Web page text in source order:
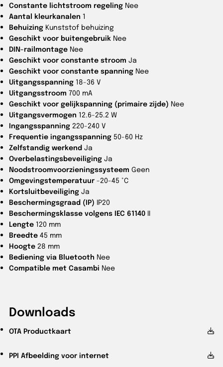
Constante lichtstroom regeling Nee
Aantal kleurkanalen 1
Behuizing Kunststof behuizing
Geschikt voor buitengebruik Nee
DIN-railmontage Nee
Geschikt voor constante stroom Ja
Geschikt voor constante spanning Nee
Uitgangsspanning 18-36 V
Uitgangsstroom 700 mA
Geschikt voor gelijkspanning (primaire zijde) Nee
Uitgangsvermogen 12.6-25.2 W
Ingangsspanning 220-240 V
Frequentie ingangsspanning 50-60 Hz
Zelfstandig werkend Ja
Overbelastingsbeveiliging Ja
Noodstroomvoorzieningssysteem Geen
Omgevingstemperatuur -20-45 °C
Kortsluitbeveiliging Ja
Beschermingsgraad (IP) IP20
Beschermingsklasse volgens IEC 61140 II
Lengte 120 mm
Breedte 45 mm
Hoogte 28 mm
Bediening via Bluetooth Nee
Compatible met Casambi Nee
Downloads
OTA Productkaart
PPI Afbeelding voor internet